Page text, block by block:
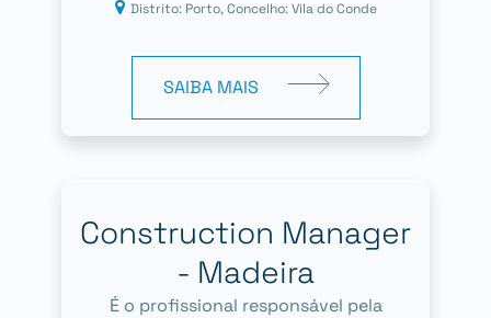
Distrito: Porto, Concelho: Vila do Conde
SAIBA MAIS
Construction Manager
- Madeira
É o profissional responsável pela